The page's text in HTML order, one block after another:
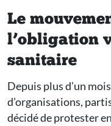
Le
l’obligation
sanitaire
Depuis plus d’un
d’organisations,
décidé de protester